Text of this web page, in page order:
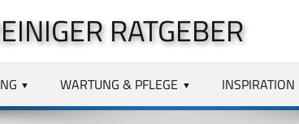
RATGEBER
WARTUNG & PFLEGE INSPIRATION